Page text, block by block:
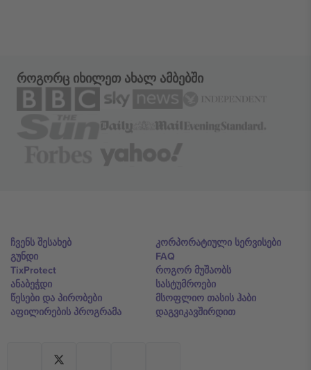
როგორც იხილეთ ახალ ამბებში
ჩვენს შესახებ
გუნდი
TixProtect
ანაბეჭდი
წესები და პირობები
აფილირების პროგრამა
კორპორატიული სერვისები
FAQ
როგორ მუშაობს
სასტუმროები
მსოფლიო თასის ჰაბი
დაგვიკავშირდით